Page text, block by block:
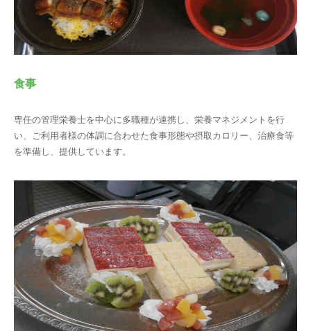
食事
専任の管理栄養士を中心に多職種が連携し、栄養マネジメントを行
い、ご利用者様の体調に合わせた食事形態や摂取カロリー、治療食等
を準備し、提供しています。